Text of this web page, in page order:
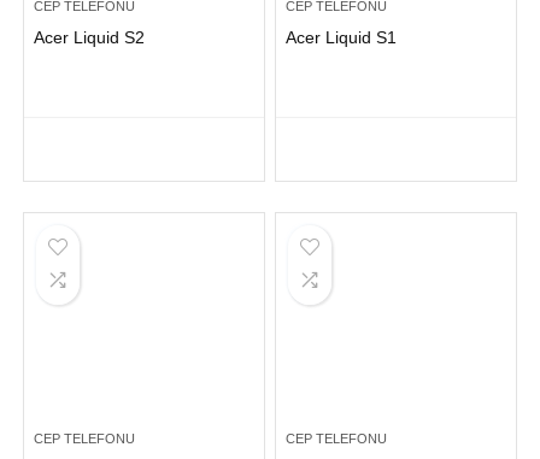
CEP TELEFONU
Acer Liquid S2
CEP TELEFONU
Acer Liquid S1
CEP TELEFONU CEP TELEFONU